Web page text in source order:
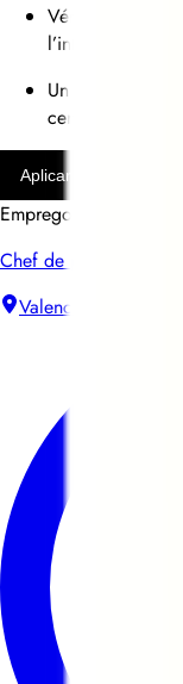
Véritables
l’international.
Un dispositif de
certains
Aplicar
Empregos similares
Chef de partie H/F -
Valence